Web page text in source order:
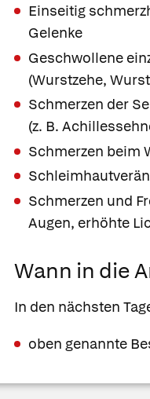
Einseitig
Gelenke
Geschwollene
(Wurstzehe,
Schmerzen der
(z. B.
Schmerzen beim
Schmerzen und
Augen, erhöhte
Wann in die
In den nächsten
oben genannte